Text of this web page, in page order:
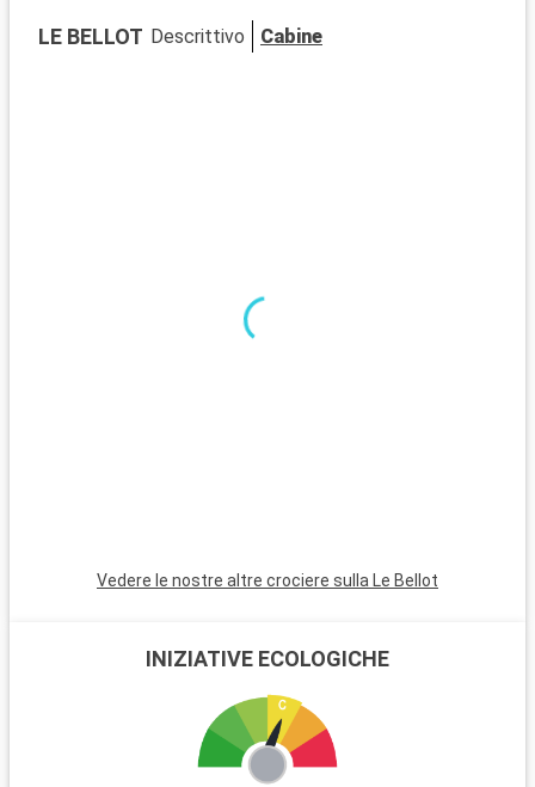
senza piacere, di osservare le specie innumerevoli di uccelli
LE BELLOT Descrittivo Cabine
Vedere le nostre altre crociere sulla Le Bellot
INIZIATIVE ECOLOGICHE